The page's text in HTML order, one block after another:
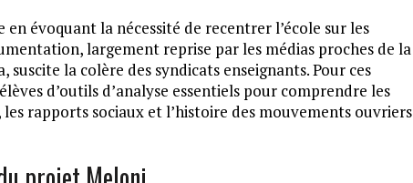
évoquant la nécessité de recentrer l’école sur les
largement reprise par les médias proches de la
la colère des syndicats enseignants. Pour ces
d’outils d’analyse essentiels pour comprendre les
rapports sociaux et l’histoire des mouvements ouvriers